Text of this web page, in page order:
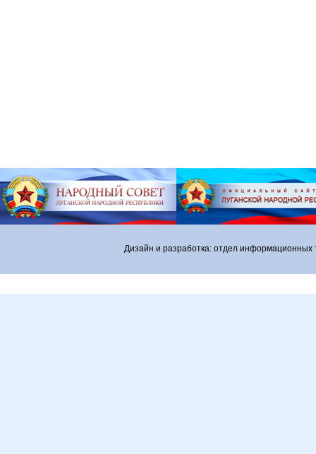
Дизайн и разработка: отдел информационных